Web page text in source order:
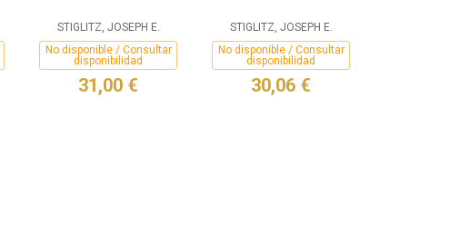
STIGLITZ, JOSEPH E.
No disponible / Consultar
disponibilidad
31,00 €
STIGLITZ, JOSEPH E.
No disponible / Consultar
disponibilidad
30,06 €